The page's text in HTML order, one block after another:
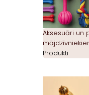
Aksesuāri un
Produkti